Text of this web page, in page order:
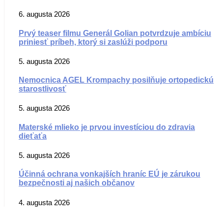
6. augusta 2026
Prvý teaser filmu Generál Golian potvrdzuje ambíciu
priniesť príbeh, ktorý si zaslúži podporu
5. augusta 2026
Nemocnica AGEL Krompachy posilňuje ortopedickú
starostlivosť
5. augusta 2026
Materské mlieko je prvou investíciou do zdravia
dieťaťa
5. augusta 2026
Účinná ochrana vonkajších hraníc EÚ je zárukou
bezpečnosti aj našich občanov
4. augusta 2026